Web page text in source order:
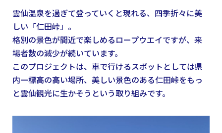
雲仙温泉を過ぎて登っていくと現れる、四季折々に美
しい「仁田峠」。
格別の景色が間近で楽しめるロープウエイですが、来
場者数の減少が続いています。
このプロジェクトは、車で行けるスポットとしては県
内一標高の高い場所、美しい景色のある仁田峠をもっ
と雲仙観光に生かそうという取り組みです。